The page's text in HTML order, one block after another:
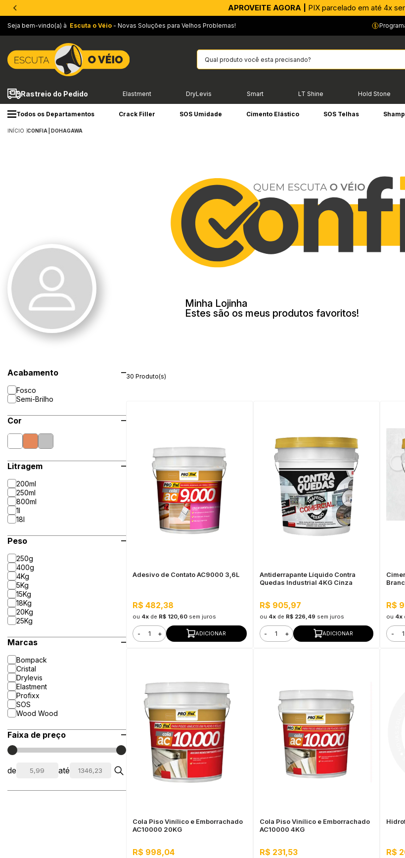
APROVEITE AGORA | PIX parcelado em até 4x
Seja bem-vindo(a) à Escuta o Véio - Novas Soluções para Velhos Problemas!
Rastreio do Pedido Elastment DryLevis Smart LT Shine Hold Stone
Todos os Departamentos Crack Filler SOS Umidade Cimento Elástico SOS Telhas
INÍCIO CONFIA | DOHAGAWA
Minha Lojinha
Estes são os meus produtos favoritos!
Acabamento
Fosco
Semi-Brilho
Cor
Litragem
200ml
250ml
800ml
1l
18l
Peso
250g
400g
4Kg
5Kg
15Kg
18Kg
20Kg
25Kg
Marcas
Bompack
Cristal
Drylevis
Elastment
Profixx
SOS
Wood Wood
Faixa de preço
de até
30 Produto(s)
Adesivo de Contato AC9000 3,6L
R$ 482,38
ou 4x de R$ 120,60 sem juros
- + ADICIONAR
Antiderrapante Líquido Contra
Quedas Industrial 4KG Cinza
R$ 905,97
ou 4xde R$ 226,49 sem juros
- + ADICIONAR
R$
ou 4x
-
Cola Piso Vinílico e Emborrachado
AC10000 20KG
R$ 998,04
Cola Piso Vinílico e Emborrachado
AC10000 4KG
R$ 231,53 R$